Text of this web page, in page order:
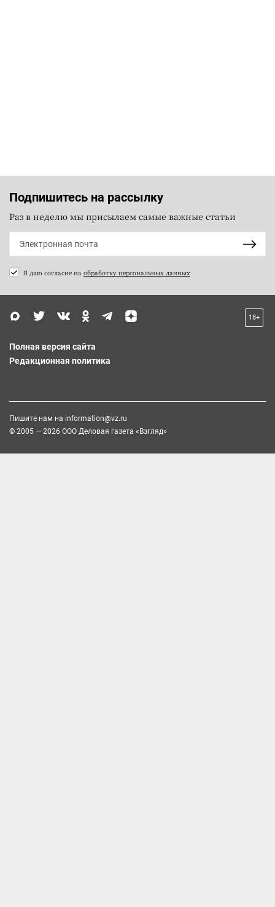
Подпишитесь на рассылку
Раз в неделю мы присылаем самые важные статьи
Я даю согласие на обработку персональных данных
18+
Полная версия сайта
Редакционная политика
Пишите нам на information@vz.ru
© 2005 — 2026 ООО Деловая газета «Взгляд»